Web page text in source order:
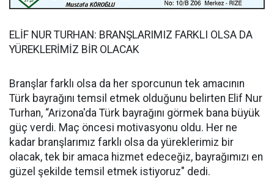
ELİF NUR TURHAN: BRANŞLARIMIZ FARKLI OLSA DA
YÜREKLERİMİZ BİR OLACAK
Branşlar farklı olsa da her sporcunun tek amacının
Türk bayrağını temsil etmek olduğunu belirten Elif Nur
Turhan, “Arizona'da Türk bayrağını görmek bana büyük
güç verdi. Maç öncesi motivasyonu oldu. Her ne
kadar branşlarımız farklı olsa da yüreklerimiz bir
olacak, tek bir amaca hizmet edeceğiz, bayrağımızı en
güzel şekilde temsil etmek istiyoruz" dedi.